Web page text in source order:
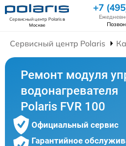
Сервисный центр Polarisв
Москве
+7
Сервисный центр Polaris
Ремонт модуля
водонагревателя
Polaris FVR 100
Официальный сервис
Гарантийное